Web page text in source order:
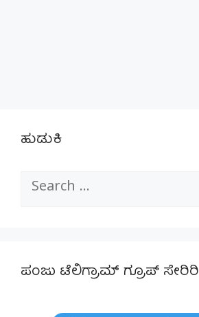
ಹುಡುಕಿ
Search
ಪಂಜು ಟೆಲಿಗ್ರಾಮ್ ಗ್ರೂಪ್ ಸೇರಿರಿ